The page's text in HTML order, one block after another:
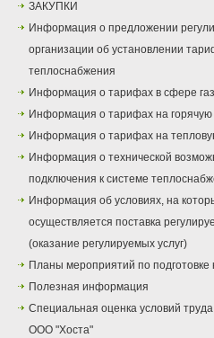
ЗАКУПКИ
Информация о предложении
организации об установлении
теплоснабжения
Информация о тарифах в сфере
Информация о тарифах на горячую
Информация о тарифах на
Информация о технической
подключения к системе
Информация об условиях, на
осуществляется поставка
(оказание регулируемых услуг)
Планы мероприятий по подготовке
Полезная информация
Специальная оценка условий
ООО "Хоста"